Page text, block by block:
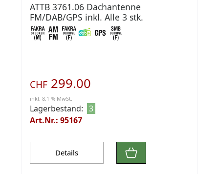
ATTB 3761.06 Dachantenne
FM/DAB/GPS inkl. Alle 3 stk.
Adapterkabel 6.5 m
CHF 299.00
inkl. 8.1 % MwSt.
Lagerbestand: 3
Art.Nr.: 95167
Details